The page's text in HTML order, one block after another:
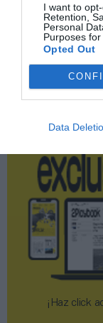
I want to
Retention,
Personal
Purposes for
Opted Out
Data
Publicidad
2Playbook
¡Haz click